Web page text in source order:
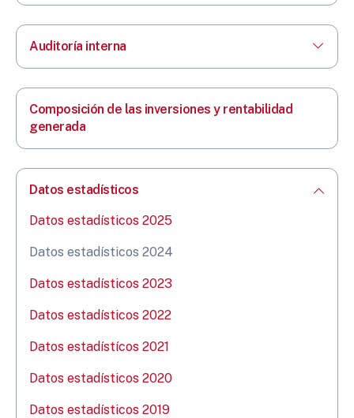
Auditoría interna
Composición de las inversiones y rentabilidad
generada
Datos estadísticos
Datos estadísticos 2025
Datos estadísticos 2024
Datos estadísticos 2023
Datos estadísticos 2022
Datos estadístícos 2021
Datos estadísticos 2020
Datos estadísticos 2019